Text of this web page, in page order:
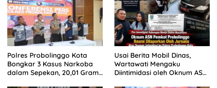
Polres Probolinggo Kota
Bongkar 3 Kasus Narkoba
dalam Sepekan, 20,01 Gram
Usai Berita Mobil Dinas,
Wartawati Mengaku
Diintimidasi oleh Oknum ASN